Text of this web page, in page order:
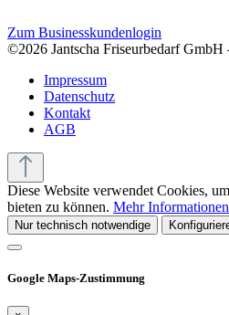
Zum Businesskundenlogin
©2026 Jantscha Friseurbedarf GmbH
Impressum
Datenschutz
Kontakt
AGB
Diese Website verwendet Cookies,
bieten zu können. Mehr
Nur technisch notwendige
Google Maps-Zustimmung